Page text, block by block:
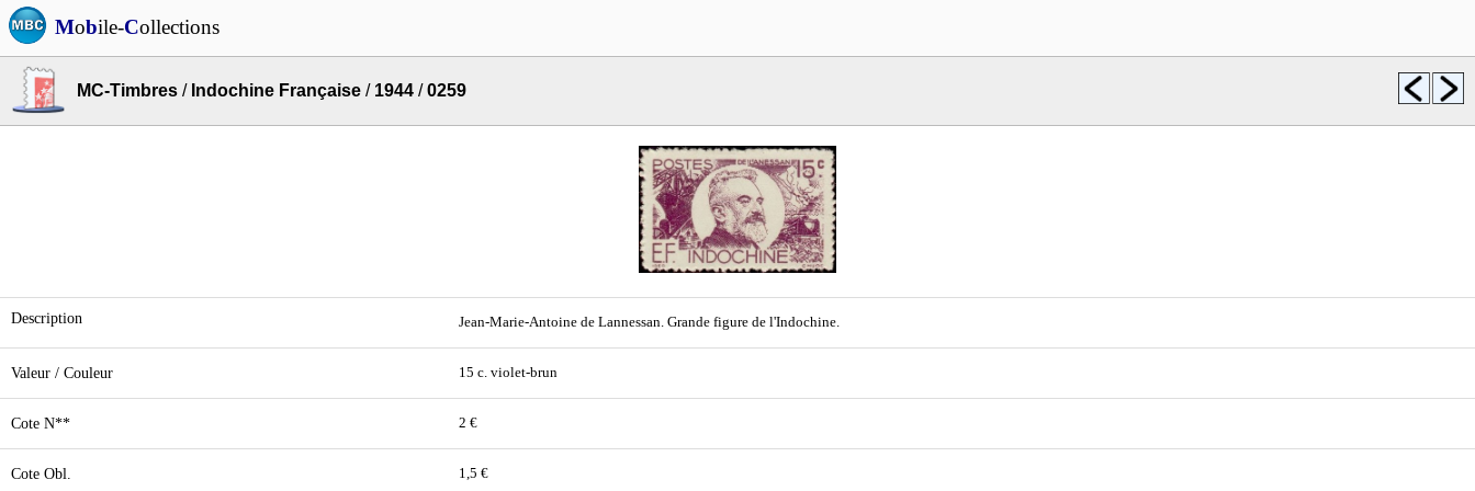
Mobile-Collections
MC-Timbres / Indochine Française / 1944 /0259
Description Jean-Marie-Antoine de Lannessan. Grande figure de l'Indochine.
Valeur / Couleur 15 c. violet-brun
Cote N** 2 €
Cote Obl. 1,5 €